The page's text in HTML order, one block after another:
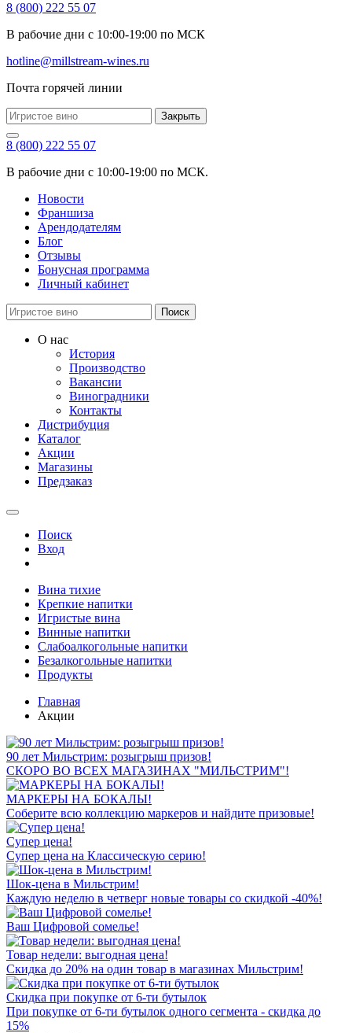
8 (800) 222 55 07
В рабочие дни с 10:00-19:00 по МСК
hotline@millstream-wines.ru
Почта горячей линии
Закрыть
8 (800) 222 55 07
В рабочие дни с 10:00-19:00 по МСК.
Новости
Франшиза
Арендодателям
Блог
Отзывы
Бонусная программа
Личный кабинет
Поиск
О нас
История
Производство
Вакансии
Виноградники
Контакты
Дистрибуция
Каталог
Акции
Магазины
Предзаказ
Поиск
Вход
Вина тихие
Крепкие напитки
Игристые вина
Винные напитки
Слабоалкогольные напитки
Безалкогольные напитки
Продукты
Главная
Акции
90 лет Мильстрим: розыгрыш призов!
СКОРО ВО ВСЕХ МАГАЗИНАХ "МИЛЬСТРИМ"!
МАРКЕРЫ НА БОКАЛЫ!
Соберите всю коллекцию маркеров и найдите призовые!
Супер цена!
Супер цена на Классическую серию!
Шок-цена в Мильстрим!
Каждую неделю в четверг новые товары со скидкой -40%!
Ваш Цифровой сомелье!
Товар недели: выгодная цена!
Скидка до 20% на один товар в магазинах Мильстрим!
Скидка при покупке от 6-ти бутылок
При покупке от 6-ти бутылок одного сегмента - скидка до
15%